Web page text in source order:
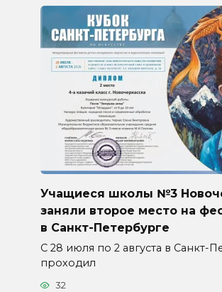
Учащиеся школы №3
заняли второе место на
в Санкт-Петербурге
С 28 июля по 2 августа в Санкт-
проходил
32